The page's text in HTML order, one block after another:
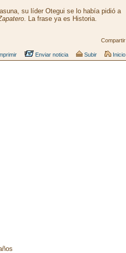
su líder Otegui se lo había pidió a
. La frase ya es Historia.
Compartir
Enviar noticia Subir Inicio